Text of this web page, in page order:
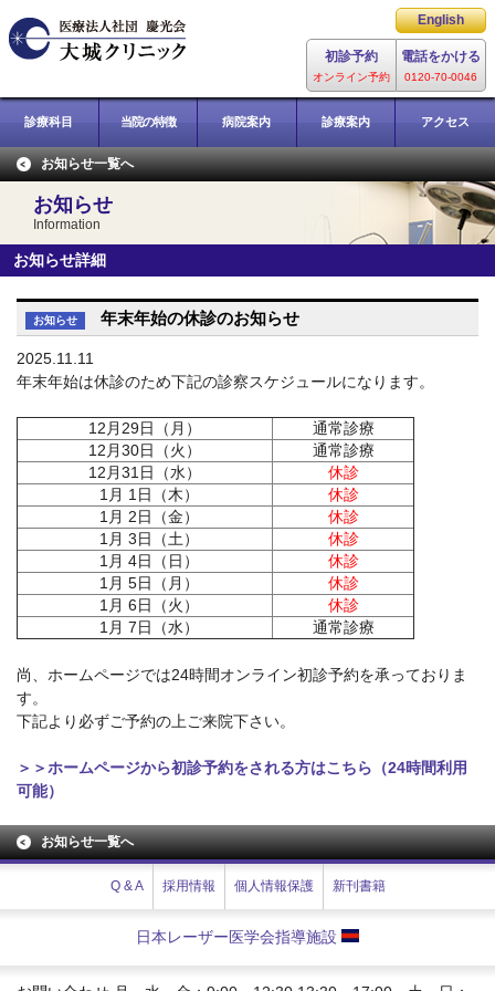
レーザー専門総合病院
大城クリニック
English
初診予約
オンライン予約
電話をかける
0120-70-0046
診療科目 当院の特徴 病院案内 診療案内 アクセス
お知らせ一覧へ
お知らせ
Information
お知らせ詳細
お知らせ 年末年始の休診のお知らせ
2025.11.11
年末年始は休診のため下記の診察スケジュールになります。
12月29日（月）
通常診療
12月30日（火）
通常診療
12月31日（水）
休診
1月 1日（木）
休診
1月 2日（金）
休診
1月 3日（土）
休診
1月 4日（日）
休診
1月 5日（月）
休診
1月 6日（火）
休診
1月 7日（水）
通常診療
尚、ホームページでは24時間オンライン初診予約を承っておりま
す。
下記より必ずご予約の上ご来院下さい。
＞＞ホームページから初診予約をされる方はこちら（24時間利用
可能）
お知らせ一覧へ
Q & A 採用情報 個人情報保護 新刊書籍
日本レーザー医学会指導施設